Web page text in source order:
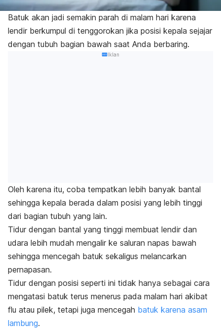
Batuk akan jadi semakin parah di malam hari karena
lendir berkumpul di tenggorokan jika posisi kepala sejajar
dengan tubuh bagian bawah saat Anda berbaring.
Iklan
Oleh karena itu, coba tempatkan lebih banyak bantal
sehingga kepala berada dalam posisi yang lebih tinggi
dari bagian tubuh yang lain.
Tidur dengan bantal yang tinggi membuat lendir dan
udara lebih mudah mengalir ke saluran napas bawah
sehingga mencegah batuk sekaligus melancarkan
pernapasan.
Tidur dengan posisi seperti ini tidak hanya sebagai cara
mengatasi batuk terus menerus pada malam hari akibat
flu atau pilek, tetapi juga mencegah batuk karena asam
lambung.